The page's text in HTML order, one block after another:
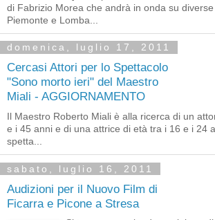
di Fabrizio Morea che andrà in onda su
Piemonte e Lomba...
domenica, luglio 17, 2011
Cercasi Attori per lo Spettacolo
"Sono morto ieri" del Maestro
Miali - AGGIORNAMENTO
Il Maestro Roberto Miali è alla ricerca di un
e i 45 anni e di una attrice di età tra i 16 e i 24
spetta...
sabato, luglio 16, 2011
Audizioni per il Nuovo Film di
Ficarra e Picone a Stresa